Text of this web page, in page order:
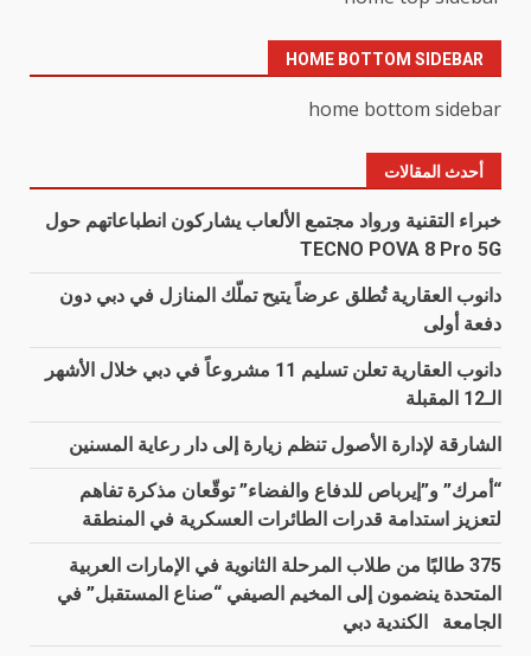
HOME BOTTOM SIDEBAR
home bottom sidebar
أحدث المقالات
خبراء التقنية ورواد مجتمع الألعاب يشاركون انطباعاتهم حول
TECNO POVA 8 Pro 5G
دانوب العقارية تُطلق عرضاً يتيح تملّك المنازل في دبي دون
دفعة أولى
دانوب العقارية تعلن تسليم 11 مشروعاً في دبي خلال الأشهر
الـ12 المقبلة
الشارقة لإدارة الأصول تنظم زيارة إلى دار رعاية المسنين
“أمرك” و”إيرباص للدفاع والفضاء” توقّعان مذكرة تفاهم
لتعزيز استدامة قدرات الطائرات العسكرية في المنطقة
375 طالبًا من طلاب المرحلة الثانوية في الإمارات العربية
المتحدة ينضمون إلى المخيم الصيفي “صناع المستقبل” في
الجامعة الكندية دبي